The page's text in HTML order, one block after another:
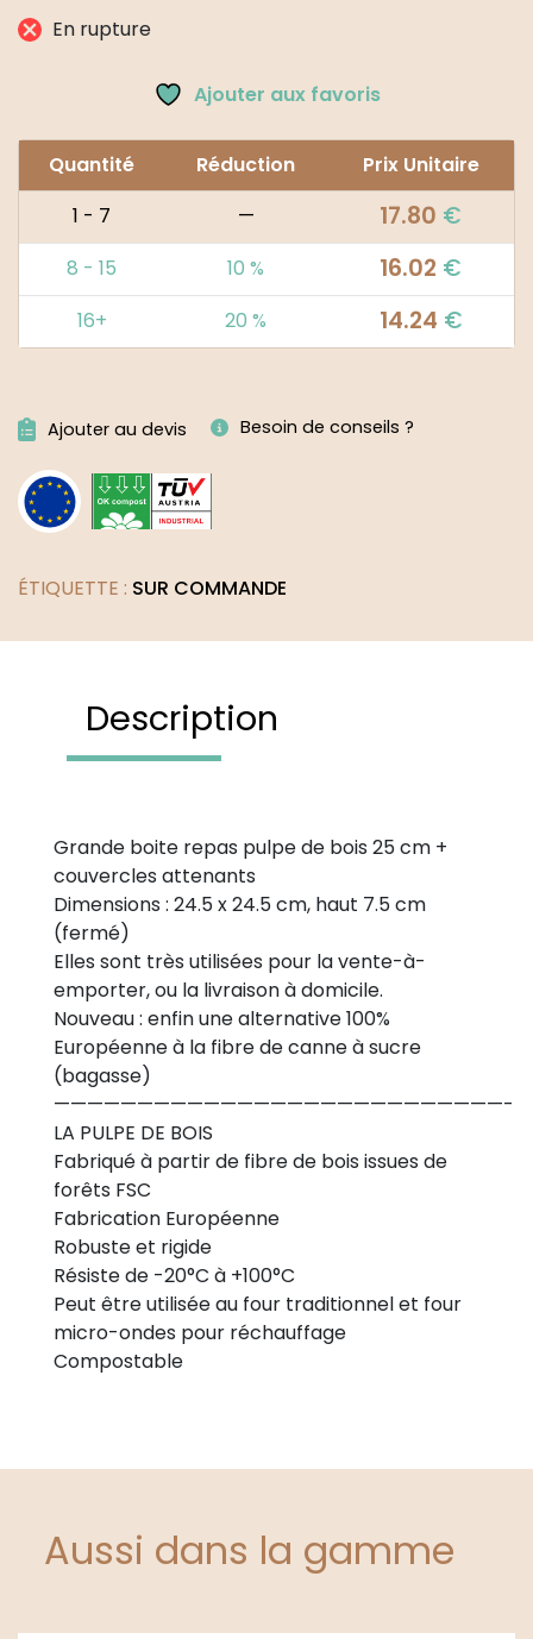
En rupture
Ajouter aux favoris
Quantité Réduction
Prix Unitaire
1 - 7
— 17.80 €
8 - 15 10 % 16.02 €
16+ 20 % 14.24 €
Ajouter au devis Besoin de conseils ?
ÉTIQUETTE : SUR COMMANDE
Description
Grande boite repas pulpe de bois 25 cm +
couvercles attenants
Dimensions : 24.5 x 24.5 cm, haut 7.5 cm
(fermé)
Elles sont très utilisées pour la vente-à-
emporter, ou la livraison à domicile.
Nouveau : enfin une alternative 100%
Européenne à la fibre de canne à sucre
(bagasse)
———————————————————————————-
LA PULPE DE BOIS
Fabriqué à partir de fibre de bois issues de
forêts FSC
Fabrication Européenne
Robuste et rigide
Résiste de -20°C à +100°C
Peut être utilisée au four traditionnel et four
micro-ondes pour réchauffage
Compostable
Aussi dans la gamme